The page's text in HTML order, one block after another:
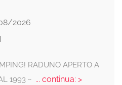
2026
RADUNO APERTO A
1993 ~ ... continua: >